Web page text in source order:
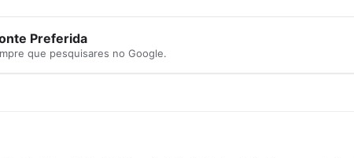
Preferida
que pesquisares no Google.